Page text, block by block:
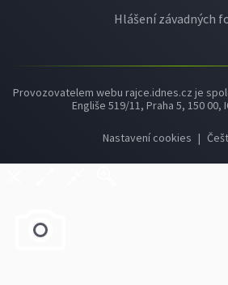
Hlášení závadných
Provozovatelem webu rajce.idnes.cz je
Engliše 519/11, Praha 5, 150 00,
Nastavení cookies |